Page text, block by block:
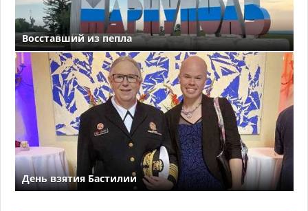
Восставший из пепла
День взятия Бастилии